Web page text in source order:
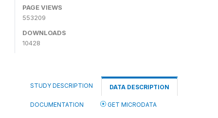
PAGE VIEWS
553209
DOWNLOADS
10428
STUDY DESCRIPTION DATA DESCRIPTION
DOCUMENTATION GET MICRODATA